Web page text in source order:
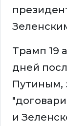
Трамп 19
дней
Путиным,
и